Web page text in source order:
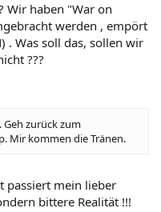
Wir haben "War on
werden , empört
. Was soll das, sollen wir
???
Geh zurück zum
Mir kommen die Tränen.
passiert mein lieber
bittere Realität !!!